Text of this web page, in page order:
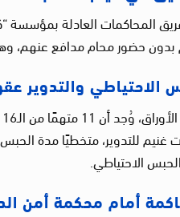
المحاكمات العادلة بمؤسسة
حضور محام مدافع عنهم،
غنيم للتدوير، متخطيًا مدة
الاحتياطي.